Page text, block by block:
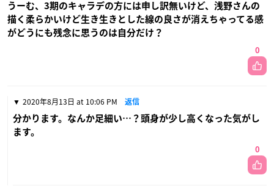
うーむ、3期のキャラデの方には申し訳無いけど、浅野さんの
描く柔らかいけど生き生きとした線の良さが消えちゃってる感
がどうにも残念に思うのは自分だけ？
0
2020年8月13日 at 10:06 PM 返信
分かります。なんか足細い…？頭身が少し高くなった気がし
ます。
0